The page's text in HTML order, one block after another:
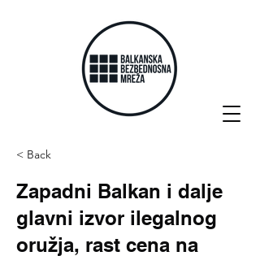
< Back
Zapadni Balkan i dalje
glavni izvor ilegalnog
oružja, rast cena na